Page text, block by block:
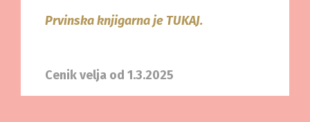
Prvinska knjigarna je TUKAJ.
Cenik velja od 1.3.2025